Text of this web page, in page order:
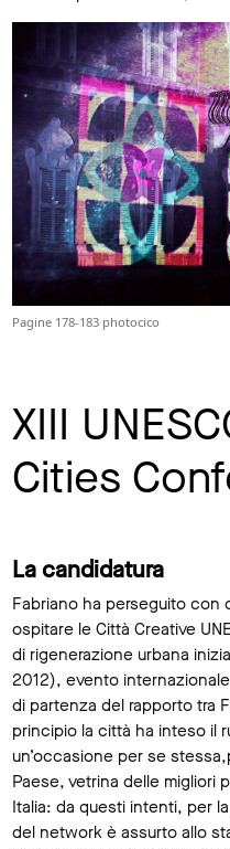
Pagine 178-183 photocico
XIII
Cities
La candidatura
Fabriano ha perseguito con
ospitare le Città Creative
di rigenerazione urbana
2012), evento
di partenza del rapporto tra
principio la città ha inteso il
un’occasione per se
Paese, vetrina delle migliori
Italia: da questi intenti, per
del network è assurto allo